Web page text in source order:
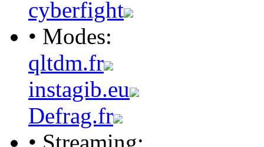
cyberfight
• Modes:
qltdm.fr
instagib.eu
Defrag.fr